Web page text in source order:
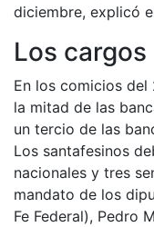
diciembre, explicó
Los cargos
En los comicios
la mitad de las
un ter­cio de las
Los santafesinos
nacionales y tres
mandato de los
Fe Federal), Pedro